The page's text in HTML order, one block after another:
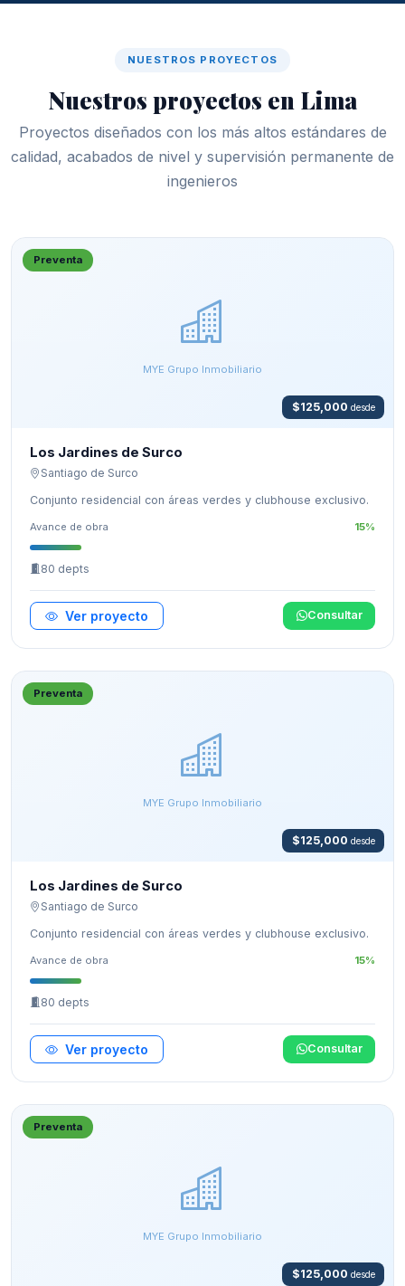
NUESTROS PROYECTOS
Nuestros proyectos en Lima
Proyectos diseñados con los más altos estándares de
calidad, acabados de nivel y supervisión permanente de
ingenieros
MYE Grupo Inmobiliario
Preventa
$125,000 desde
Los Jardines de Surco
Santiago de Surco
Conjunto residencial con áreas verdes y clubhouse exclusivo.
Avance de obra 15%
80 depts
Ver proyecto Consultar
MYE Grupo Inmobiliario
Preventa
$125,000 desde
Los Jardines de Surco
Santiago de Surco
Conjunto residencial con áreas verdes y clubhouse exclusivo.
Avance de obra 15%
80 depts
Ver proyecto Consultar
MYE Grupo Inmobiliario
Preventa
$125,000 desde